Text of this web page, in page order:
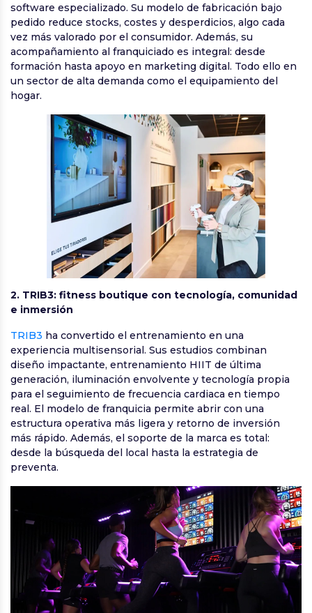
software especializado. Su modelo de fabricación bajo
pedido reduce stocks, costes y desperdicios, algo cada
vez más valorado por el consumidor. Además, su
acompañamiento al franquiciado es integral: desde
formación hasta apoyo en marketing digital. Todo ello en
un sector de alta demanda como el equipamiento del
hogar.
2. TRIB3: fitness boutique con tecnología, comunidad
e inmersión
TRIB3 ha convertido el entrenamiento en una
experiencia multisensorial. Sus estudios combinan
diseño impactante, entrenamiento HIIT de última
generación, iluminación envolvente y tecnología propia
para el seguimiento de frecuencia cardiaca en tiempo
real. El modelo de franquicia permite abrir con una
estructura operativa más ligera y retorno de inversión
más rápido. Además, el soporte de la marca es total:
desde la búsqueda del local hasta la estrategia de
preventa.